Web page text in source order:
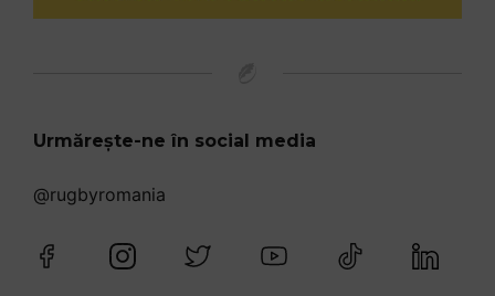
Urmărește-ne în social media
@rugbyromania